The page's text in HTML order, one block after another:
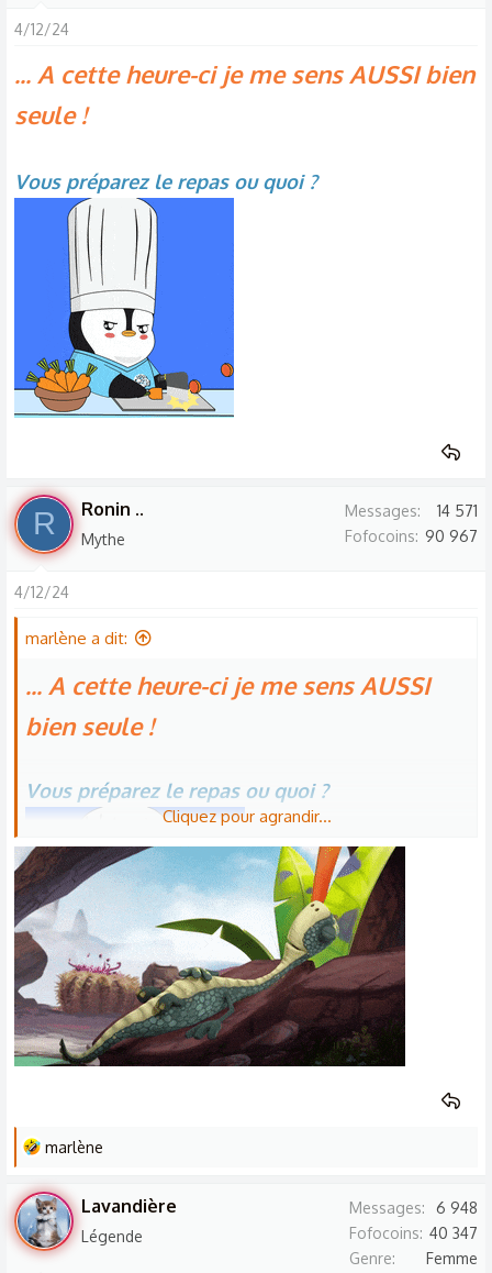
4/12/24
... A cette heure-ci je me sens AUSSI bien
seule !
Vous préparez le repas ou quoi ?
R Ronin ..
Mythe
Messages
14 571
Fofocoins 90 967
4/12/24
marlène a dit:
... A cette heure-ci je me sens AUSSI
bien seule !
Vous préparez le repas ou quoi ?
Cliquez pour agrandir...
L
s
r
é
marlène
Lavandière
Légende
Messages
6 948
Fofocoins 40 347
Genre
Femme